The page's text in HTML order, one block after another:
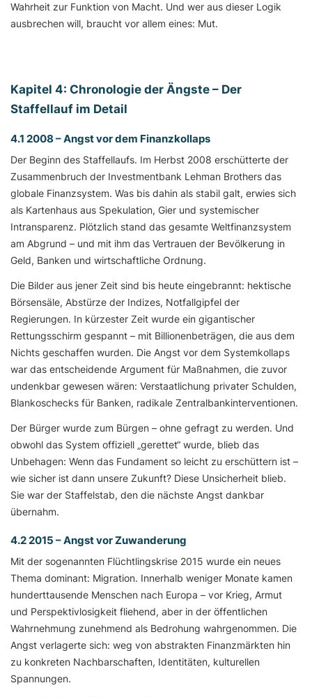
Wahrheit zur Funktion von Macht. Und wer aus dieser Logik
ausbrechen will, braucht vor allem eines: Mut.
Kapitel 4: Chronologie der Ängste – Der
Staffellauf im Detail
4.1 2008 – Angst vor dem Finanzkollaps
Der Beginn des Staffellaufs. Im Herbst 2008 erschütterte der
Zusammenbruch der Investmentbank Lehman Brothers das
globale Finanzsystem. Was bis dahin als stabil galt, erwies sich
als Kartenhaus aus Spekulation, Gier und systemischer
Intransparenz. Plötzlich stand das gesamte Weltfinanzsystem
am Abgrund – und mit ihm das Vertrauen der Bevölkerung in
Geld, Banken und wirtschaftliche Ordnung.
Die Bilder aus jener Zeit sind bis heute eingebrannt: hektische
Börsensäle, Abstürze der Indizes, Notfallgipfel der
Regierungen. In kürzester Zeit wurde ein gigantischer
Rettungsschirm gespannt – mit Billionenbeträgen, die aus dem
Nichts geschaffen wurden. Die Angst vor dem Systemkollaps
war das entscheidende Argument für Maßnahmen, die zuvor
undenkbar gewesen wären: Verstaatlichung privater Schulden,
Blankoschecks für Banken, radikale Zentralbankinterventionen.
Der Bürger wurde zum Bürgen – ohne gefragt zu werden. Und
obwohl das System offiziell „gerettet“ wurde, blieb das
Unbehagen: Wenn das Fundament so leicht zu erschüttern ist –
wie sicher ist dann unsere Zukunft? Diese Unsicherheit blieb.
Sie war der Staffelstab, den die nächste Angst dankbar
übernahm.
4.2 2015 – Angst vor Zuwanderung
Mit der sogenannten Flüchtlingskrise 2015 wurde ein neues
Thema dominant: Migration. Innerhalb weniger Monate kamen
hunderttausende Menschen nach Europa – vor Krieg, Armut
und Perspektivlosigkeit fliehend, aber in der öffentlichen
Wahrnehmung zunehmend als Bedrohung wahrgenommen. Die
Angst verlagerte sich: weg von abstrakten Finanzmärkten hin
zu konkreten Nachbarschaften, Identitäten, kulturellen
Spannungen.